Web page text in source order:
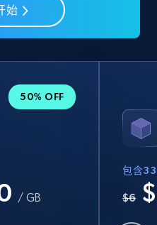
始
50% OFF
/ GB
包含
$6